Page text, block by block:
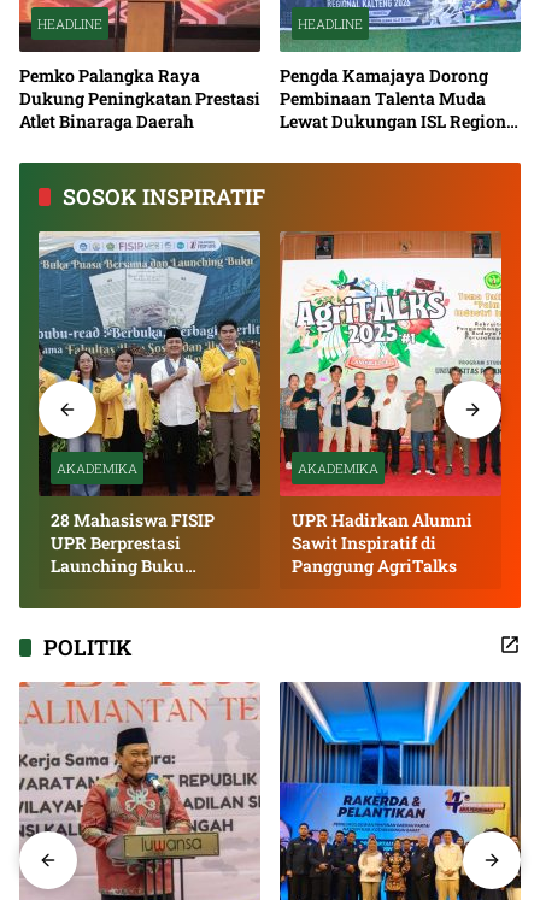
HEADLINE
Pemko Palangka Raya
Dukung Peningkatan Prestasi
Atlet Binaraga Daerah
HEADLINE
Pengda Kamajaya Dorong
Pembinaan Talenta Muda
Lewat Dukungan ISL Regional
SOSOK INSPIRATIF
AKADEMIKA
28 Mahasiswa FISIP
UPR Berprestasi
Launching Buku
AKADEMIKA
UPR Hadirkan Alumni
Sawit Inspiratif di
Panggung AgriTalks
POLITIK